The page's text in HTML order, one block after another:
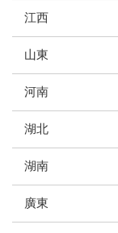
江西
山東
河南
湖北
湖南
廣東